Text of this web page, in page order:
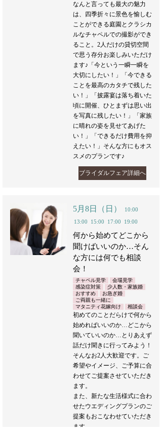
なんと言っても最大の魅力
は、四季折々に景色を愉しむ
ことができる庭園とクラシカ
ルなチャペルでの撮影ができ
ること。2人だけの貸切空間
で思う存分お楽しみいただけ
ます♪「今という一瞬一瞬を
大切にしたい！」「今できる
ことを最高のカタチで残した
い！」「披露宴は落ち着いた
頃に開催、ひとまずは思い出
を写真に残したい！」「家族
に晴れの姿を見せてあげた
い！」「できるだけ費用を抑
えたい！」そんな方にもオス
スメのプランです♪
ブライダルフェア詳細へ
5月8日（日）
10:00
13:00
15:00 17:00 19:00
何から始めてどこから
聞けばいいのか…そん
な方には何でも相談
会！
チャペル見学
会場見学
感染症対策
少人数・家族婚
おすすめ
お急ぎ婚
ご両親も一緒に
マタニティ花嫁向け
相談会
初めてのことだらけで何から
始めればいいのか…どこから
聞いていいのか…とりあえず
話だけ聞きに行ってみよう！
そんなお2人大歓迎です。ご
希望やイメージ、ご予算に合
わせてご提案させていただき
ます。
また、新たな生活様式に合わ
せたウエディングプランのご
提案もおこなわせていただき
ます。